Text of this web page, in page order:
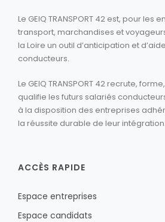
Le GEIQ TRANSPORT 42 est, pour les
transport, marchandises et
la Loire un outil d’anticipation et
conducteurs.
Le GEIQ TRANSPORT 42 recrute,
qualifie les futurs salariés
à la disposition des entreprises
la réussite durable de leur intégration.
ACCÈS RAPIDE
Espace entreprises
Espace candidats